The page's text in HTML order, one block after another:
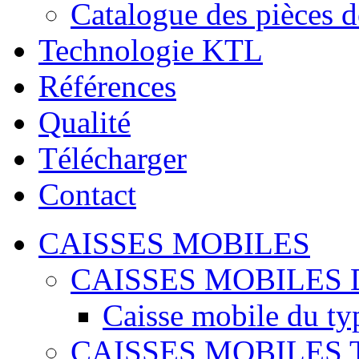
Catalogue des pièces
Technologie KTL
Références
Qualité
Télécharger
Contact
CAISSES MOBILES
CAISSES MOBILES
Caisse mobile du
CAISSES MOBILES